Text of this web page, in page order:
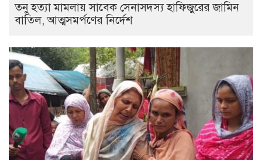
তনু হত্যা মামলায় সাবেক সেনাসদস্য হাফিজুরের জামিন
বাতিল, আত্মসমর্পণের নির্দেশ